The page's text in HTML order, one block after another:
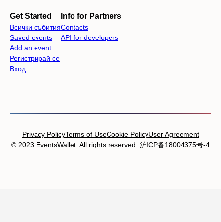
Get Started
Всички събития
Saved events
Add an event
Регистрирай се
Вход
Info for Partners
Contacts
API for developers
© 2023 EventsWallet. All rights reserved. 沪ICP备18004375号-4
Privacy PolicyTerms of UseCookie PolicyUser Agreement